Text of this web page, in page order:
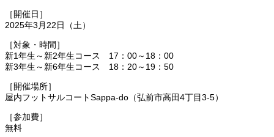
［開催日］
2025年3月22日（土）
［対象・時間］
新1年生～新2年生コース 17：00～18：00
新3年生～新6年生コース 18：20～19：50
［開催場所］
屋内フットサルコートSappa-do（弘前市高田4丁目3-5）
［参加費］
無料